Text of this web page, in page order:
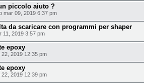
piccolo aiuto ?
mar 09, 2019 6:37 pm
da scaricare con programmi per shaper
11, 2019 3:57 pm
epoxy
22, 2019 12:35 pm
epoxy
22, 2019 12:39 pm